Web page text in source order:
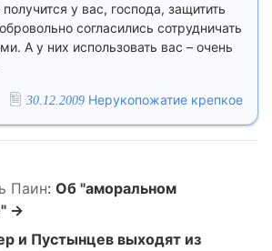
у вас, господа, защитить
согласились сотрудничать
А у них использовать вас – очень
30.12.2009 Нерукопожатие крепкое
Паин: Об "аморальном
→
и Пустынцев выходят из